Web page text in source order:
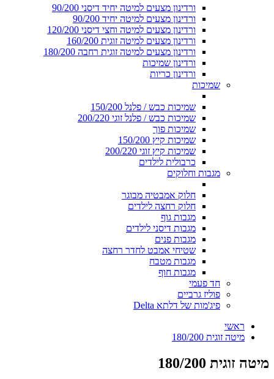
ורדינון מצעים למיטה יחיד דיסני 90/200
ורדינון מצעים למיטה יחיד 90/200
ורדינון מצעים למיטה וחצי דיסני 120/200
ורדינון מצעים למיטה זוגית 160/200
ורדינון מצעים למיטה זוגית רחבה 180/200
ורדינון שמיכות
ורדינון כריות
שמיכות
שמיכות כבש / פלנל 150/200
שמיכות כבש / פלנל זוגי 200/220
שמיכות פוך
שמיכות קיץ 150/200
שמיכות קיץ זוגי 200/220
כרבולית לילדים
מגבות וחלוקים
חלוק אמבטיה מבוגר
חלוק רחצה לילדים
מגבות גוף
מגבות דיסני לילדים
מגבות פנים
שטיחי אמבט לחדר רחצה
מגבות מטבח
מגבות חוף
חד פעמי
פוליז גרביים
פיג'מות של דלתא Delta
ראשי
מיטה זוגית 180/200
מיטה זוגית 180/200